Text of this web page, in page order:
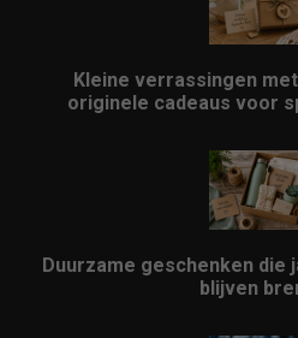
Kleine verrassingen
originele cadeaus voor
Duurzame geschenken die
blijven